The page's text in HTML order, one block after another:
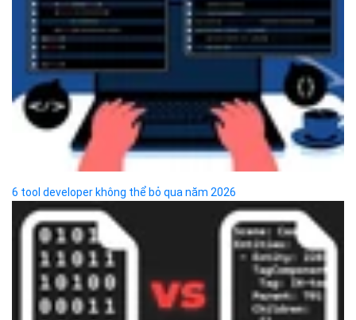
Hotline
(024) 7302 8888-(028) 7302 8888
Hỗ trợ kỹ thuật
support@bizflycloud.vn
Kinh doanh, CSKH
sales@bizflycloud.vn